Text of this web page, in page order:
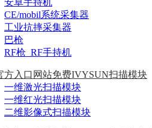
CE/mobil系统采集器
工业抗摔采集器
巴枪
RF枪_RF手持机
方入口网站免费IVYSUN扫描模块
一维激光扫描模块
一维红光扫描模块
二维影像式扫描模块